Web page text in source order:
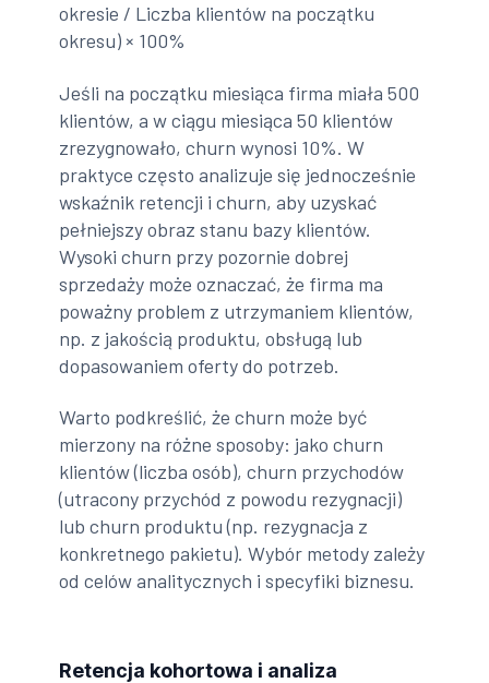
okresie / Liczba klientów na początku
okresu) × 100%
Jeśli na początku miesiąca firma miała 500
klientów, a w ciągu miesiąca 50 klientów
zrezygnowało, churn wynosi 10%. W
praktyce często analizuje się jednocześnie
wskaźnik retencji i churn, aby uzyskać
pełniejszy obraz stanu bazy klientów.
Wysoki churn przy pozornie dobrej
sprzedaży może oznaczać, że firma ma
poważny problem z utrzymaniem klientów,
np. z jakością produktu, obsługą lub
dopasowaniem oferty do potrzeb.
Warto podkreślić, że churn może być
mierzony na różne sposoby: jako churn
klientów (liczba osób), churn przychodów
(utracony przychód z powodu rezygnacji)
lub churn produktu (np. rezygnacja z
konkretnego pakietu). Wybór metody zależy
od celów analitycznych i specyfiki biznesu.
Retencja kohortowa i analiza